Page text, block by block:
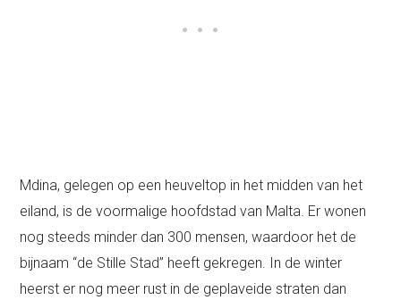
Mdina, gelegen op een heuveltop in het midden van het
eiland, is de voormalige hoofdstad van Malta. Er wonen
nog steeds minder dan 300 mensen, waardoor het de
bijnaam “de Stille Stad” heeft gekregen. In de winter
heerst er nog meer rust in de geplaveide straten dan